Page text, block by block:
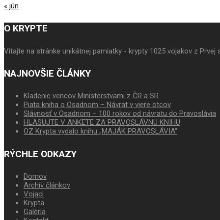
« jún
O KRYPTE
Vitajte na stránke unikátnej pamiatky - krypty 1025 vojakov z
NAJNOVŠIE ČLÁNKY
Kladenie vencov Ministerstvami z ČR a SR
Piata kniha o Osadnom – Návrat v viere otcov
Slávnosť v Osadnom – 100 rokov od návratu do Pravoslávia
HLASUJTE V ANKETE ZA PRAVOSLÁVNU KNIHU
OZ Krypta vydalo knihu „MAJÁK PRAVOSLÁVIA“
RÝCHLE ODKAZY
Domov
Archív článkov
Vojaci
Krypta
Galéria